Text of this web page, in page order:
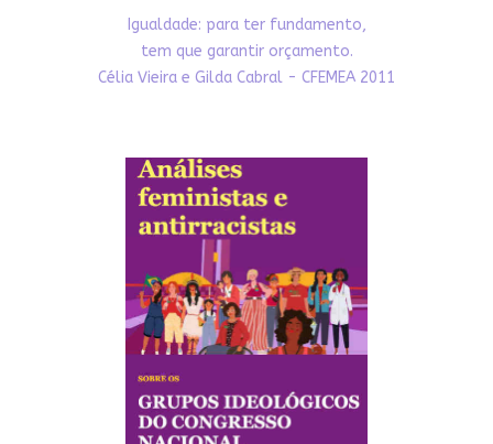
Igualdade: para ter fundamento,
tem que garantir orçamento.
Célia Vieira e Gilda Cabral - CFEMEA 2011